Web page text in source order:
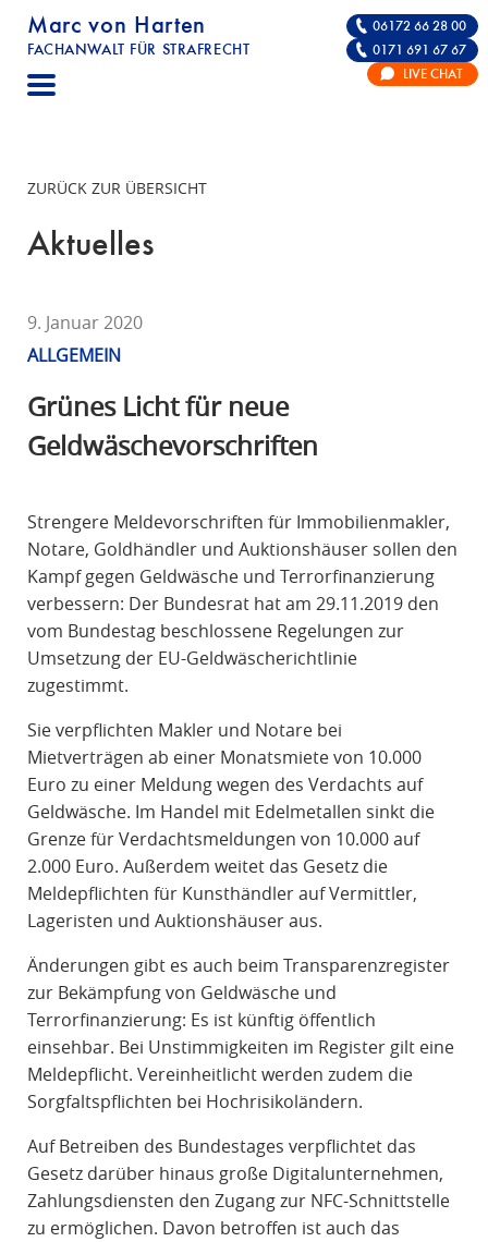
Marc von Harten
FACHANWALT FÜR STRAFRECHT
STRAFRECHT | RECHTSANWALT FÜR DIE
06172 66 28 00
0171 691 67 67
LIVE CHAT
ZURÜCK ZUR ÜBERSICHT
Aktuelles
9. Januar 2020
ALLGEMEIN
Grünes Licht für neue
Geldwäschevorschriften
Strengere Meldevorschriften für Immobilienmakler,
Notare, Goldhändler und Auktionshäuser sollen den
Kampf gegen Geldwäsche und Terrorfinanzierung
verbessern: Der Bundesrat hat am 29.11.2019 den
vom Bundestag beschlossene Regelungen zur
Umsetzung der EU-Geldwäscherichtlinie
zugestimmt.
Sie verpflichten Makler und Notare bei
Mietverträgen ab einer Monatsmiete von 10.000
Euro zu einer Meldung wegen des Verdachts auf
Geldwäsche. Im Handel mit Edelmetallen sinkt die
Grenze für Verdachtsmeldungen von 10.000 auf
2.000 Euro. Außerdem weitet das Gesetz die
Meldepflichten für Kunsthändler auf Vermittler,
Lageristen und Auktionshäuser aus.
Änderungen gibt es auch beim Transparenzregister
zur Bekämpfung von Geldwäsche und
Terrorfinanzierung: Es ist künftig öffentlich
einsehbar. Bei Unstimmigkeiten im Register gilt eine
Meldepflicht. Vereinheitlicht werden zudem die
Sorgfaltspflichten bei Hochrisikoländern.
Auf Betreiben des Bundestages verpflichtet das
Gesetz darüber hinaus große Digitalunternehmen,
Zahlungsdiensten den Zugang zur NFC-Schnittstelle
zu ermöglichen. Davon betroffen ist auch das